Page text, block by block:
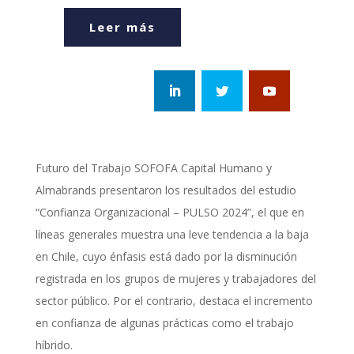
Leer más
Futuro del Trabajo SOFOFA Capital Humano y
Almabrands presentaron los resultados del estudio
“Confianza Organizacional – PULSO 2024”, el que en
líneas generales muestra una leve tendencia a la baja
en Chile, cuyo énfasis está dado por la disminución
registrada en los grupos de mujeres y trabajadores del
sector público. Por el contrario, destaca el incremento
en confianza de algunas prácticas como el trabajo
híbrido.